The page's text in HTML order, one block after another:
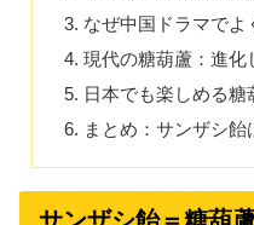
なぜ中国ドラマでよ
現代の糖葫蘆：進化
日本でも楽しめる糖
まとめ：サンザシ飴